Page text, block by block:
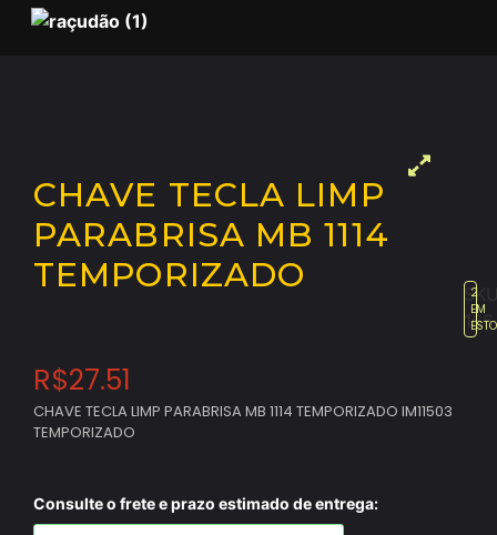
CHAVE TECLA LIMP
PARABRISA MB 1114
TEMPORIZADO
166
2
EM
R$27.51
CHAVE TECLA LIMP PARABRISA MB 1114 TEMPORIZADO IM11503
TEMPORIZADO
Consulte o frete e prazo estimado de entrega: